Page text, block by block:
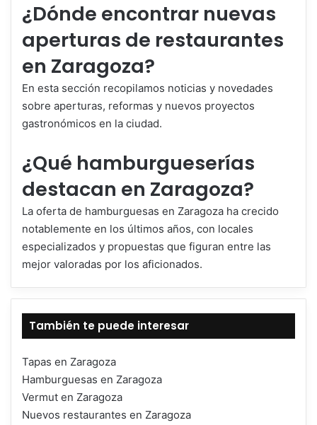
¿Dónde encontrar nuevas
aperturas de restaurantes
en Zaragoza?
En esta sección recopilamos noticias y novedades
sobre aperturas, reformas y nuevos proyectos
gastronómicos en la ciudad.
¿Qué hamburgueserías
destacan en Zaragoza?
La oferta de hamburguesas en Zaragoza ha crecido
notablemente en los últimos años, con locales
especializados y propuestas que figuran entre las
mejor valoradas por los aficionados.
También te puede interesar
Tapas en Zaragoza
Hamburguesas en Zaragoza
Vermut en Zaragoza
Nuevos restaurantes en Zaragoza